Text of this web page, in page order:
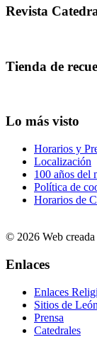
Revista
Tienda de
Lo más visto
Horarios y
Localización
100 años del
Política de
Horarios de
© 2026 Web creada
Enlaces
Enlaces
Sitios de León
Prensa
Catedrales